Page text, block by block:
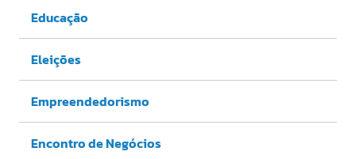
Educação
Eleições
Empreendedorismo
Encontro de Negócios